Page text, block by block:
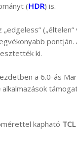
(HDR) is.
(„éltelen”
ki.
a 6.0-ás
alkalmazások
kapható TCL